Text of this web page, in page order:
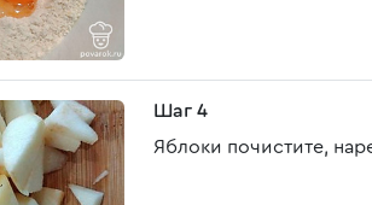
Шаг 4
Яблоки почистите,